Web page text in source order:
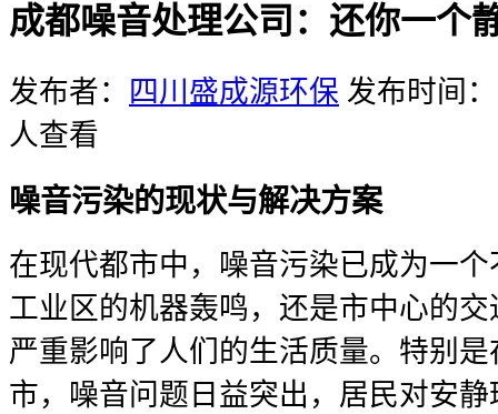
成都噪音处理公司：还你一个
发布者： 四川盛成源环保 发布时间
人查看
噪音污染的现状与解决方案
在现代都市中，噪音污染已成为一
工业区的机器轰鸣，还是市中心的
严重影响了人们的生活质量。特别
市，噪音问题日益突出，居民对安